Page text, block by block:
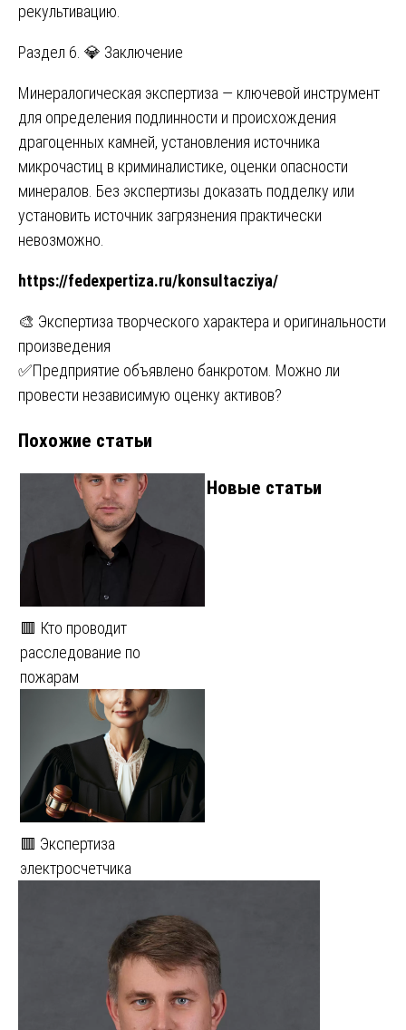
рекультивацию.
Раздел 6. 💎 Заключение
Минералогическая экспертиза — ключевой инструмент
для определения подлинности и происхождения
драгоценных камней, установления источника
микрочастиц в криминалистике, оценки опасности
минералов. Без экспертизы доказать подделку или
установить источник загрязнения практически
невозможно.
https://fedexpertiza.ru/konsultacziya/
Навигация
по
записям
🎨 Экспертиза творческого характера и оригинальности
произведения
✅Предприятие объявлено банкротом. Можно ли
провести независимую оценку активов?
Похожие статьи
🟥 Кто проводит
расследование по
пожарам
🟥 Экспертиза
электросчетчика
Новые статьи